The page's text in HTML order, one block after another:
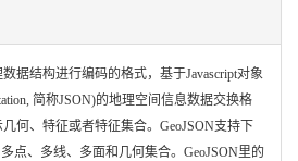
据结构进行编码的格式，基于Javascript对象
简称JSON)的地理空间信息数据交换格
何、特征或者特征集合。GeoJSON支持下
点、多线、多面和几何集合。GeoJSON里的